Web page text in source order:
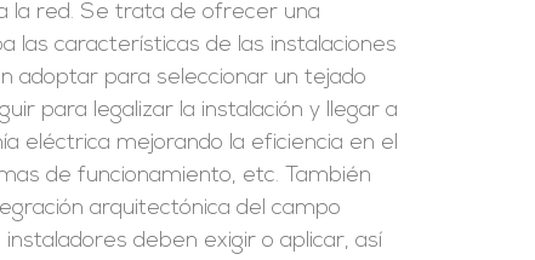
la red. Se trata de ofrecer una
las características de las instalaciones
adoptar para seleccionar un tejado
para legalizar la instalación y llegar a
eléctrica mejorando la eficiencia en el
de funcionamiento, etc. También
arquitectónica del campo
deben exigir o aplicar, así